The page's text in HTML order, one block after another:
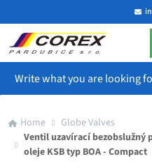
Home
Globe Valves
Ventil uzavírací
oleje KSB typ BOA - Compact